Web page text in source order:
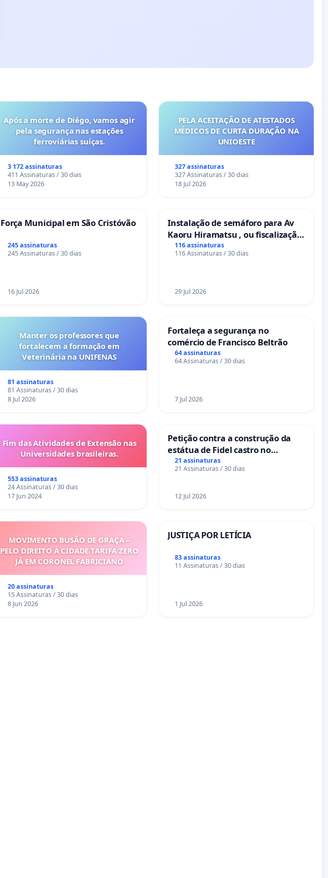
Após a morte de Diégo, vamos agir
pela segurança nas estações
ferroviárias suíças.
3 172 assinaturas
411 Assinaturas / 30 dias
13 May 2026
PELA ACEITAÇÃO DE ATESTADOS
MÉDICOS DE CURTA DURAÇÃO NA
UNIOESTE
327 assinaturas
327 Assinaturas / 30 dias
18 Jul 2026
Força Municipal em São Cristóvão
245 assinaturas
245 Assinaturas / 30 dias
16 Jul 2026
Instalação de semáforo para Av
Kaoru Hiramatsu , ou fiscalização
Eletrônica
116 assinaturas
116 Assinaturas / 30 dias
29 Jul 2026
Manter os professores que
fortalecem a formação em
Veterinária na UNIFENAS
81 assinaturas
81 Assinaturas / 30 dias
8 Jul 2026
Fortaleça a segurança no
comércio de Francisco Beltrão
64 assinaturas
64 Assinaturas / 30 dias
7 Jul 2026
Fim das Atividades de Extensão nas
Universidades brasileiras.
553 assinaturas
24 Assinaturas / 30 dias
17 Jun 2024
Petição contra a construção da
estátua de Fidel castro no
mirante do Caju
21 assinaturas
21 Assinaturas / 30 dias
12 Jul 2026
MOVIMENTO BUSÃO DE GRAÇA –
PELO DIREITO À CIDADE TARIFA ZERO
JÁ EM CORONEL FABRICIANO
20 assinaturas
15 Assinaturas / 30 dias
8 Jun 2026
JUSTIÇA POR LETÍCIA
83 assinaturas
11 Assinaturas / 30 dias
1 Jul 2026